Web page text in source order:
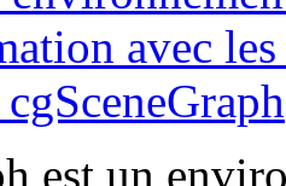
est un